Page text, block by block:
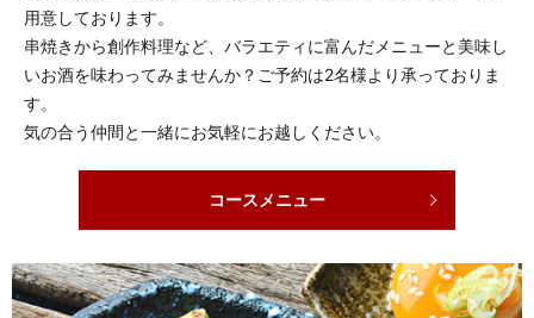
用意しております。
串焼きから創作料理など、バラエティに富んだメニューと美味し
いお酒を味わってみませんか？ご予約は2名様より承っておりま
す。
気の合う仲間と一緒にお気軽にお越しください。
コースメニュー